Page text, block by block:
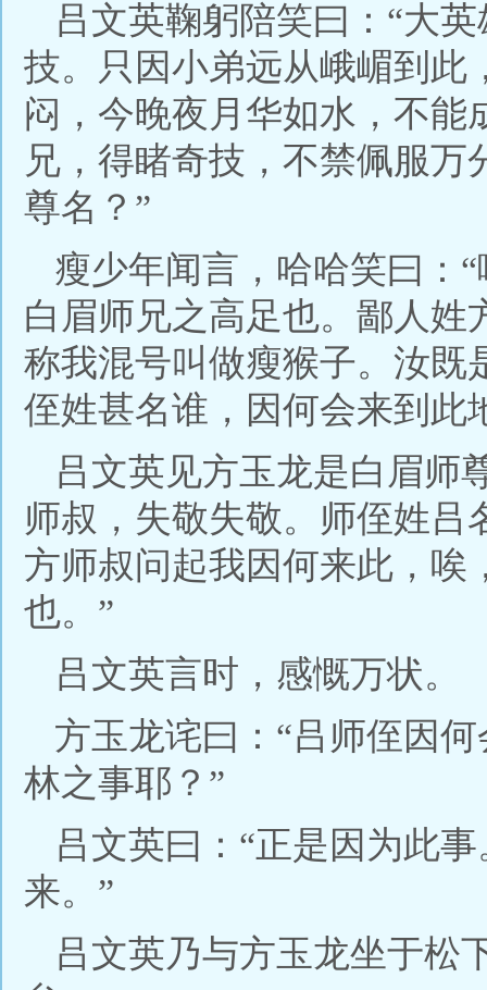
吕文英鞠躬陪笑曰：“大
技。只因小弟远从峨嵋到此
闷，今晚夜月华如水，不能
兄，得睹奇技，不禁佩服
尊名？”
瘦少年闻言，哈哈笑曰：
白眉师兄之高足也。鄙人姓
称我混号叫做瘦猴子。汝既
侄姓甚名谁，因何会来到此
吕文英见方玉龙是白眉师
师叔，失敬失敬。师侄姓
方师叔问起我因何来此，唉
也。”
吕文英言时，感慨万状。
方玉龙诧曰：“吕师侄因
林之事耶？”
吕文英曰：“正是因为此
来。”
吕文英乃与方玉龙坐于松